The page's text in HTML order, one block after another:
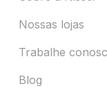
Nossas lojas
Trabalhe
Blog